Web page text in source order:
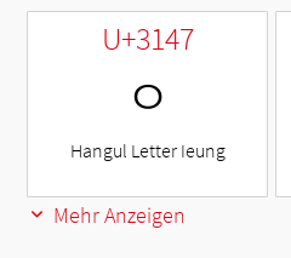
U+3147
ㅇ
Hangul Letter Ieung
Mehr Anzeigen